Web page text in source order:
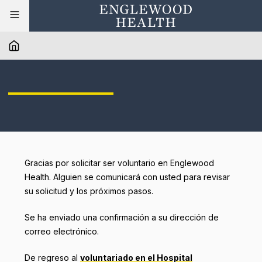
Gracias por solicitar ser voluntario en Englewood
Health. Alguien se comunicará con usted para revisar
su solicitud y los próximos pasos.
Se ha enviado una confirmación a su dirección de
correo electrónico.
De regreso al voluntariado en el Hospital